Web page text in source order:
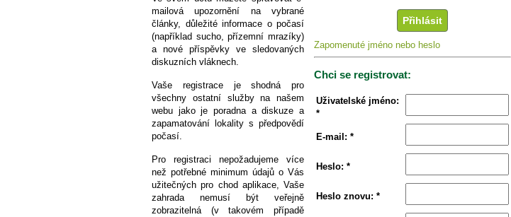
mailová upozornění na vybrané
články, důležité informace o počasí
(například sucho, přízemní mrazíky)
a nové příspěvky ve sledovaných
diskuzních vláknech.
Vaše registrace je shodná pro
všechny ostatní služby na našem
webu jako je poradna a diskuze a
zapamatování lokality s předpovědí
počasí.
Pro registraci nepožadujeme více
než potřebné minimum údajů o Vás
užitečných pro chod aplikace, Vaše
zahrada nemusí být veřejně
zobrazitelná (v takovém případě
Zapomenuté jméno nebo heslo
Chci se registrovat:
Uživatelské jméno:
*
E-mail: *
Heslo: *
Heslo znovu: *